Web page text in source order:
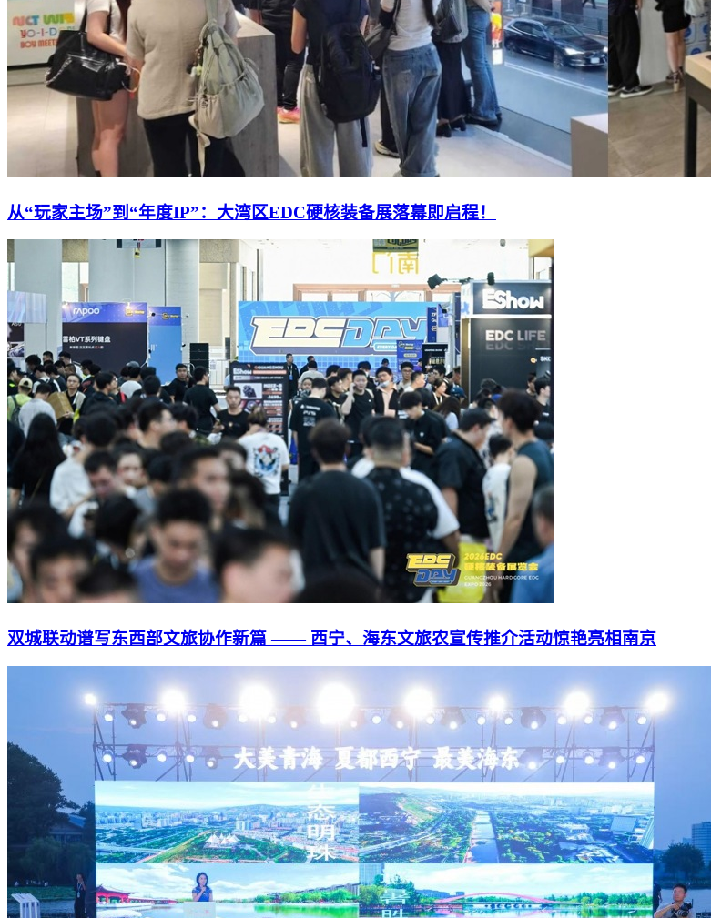
从“玩家主场”到“年度IP”：大湾区EDC硬核装备展落幕即启程！
双城联动谱写东西部文旅协作新篇 —— 西宁、海东文旅农宣传推介活动惊艳亮相南京